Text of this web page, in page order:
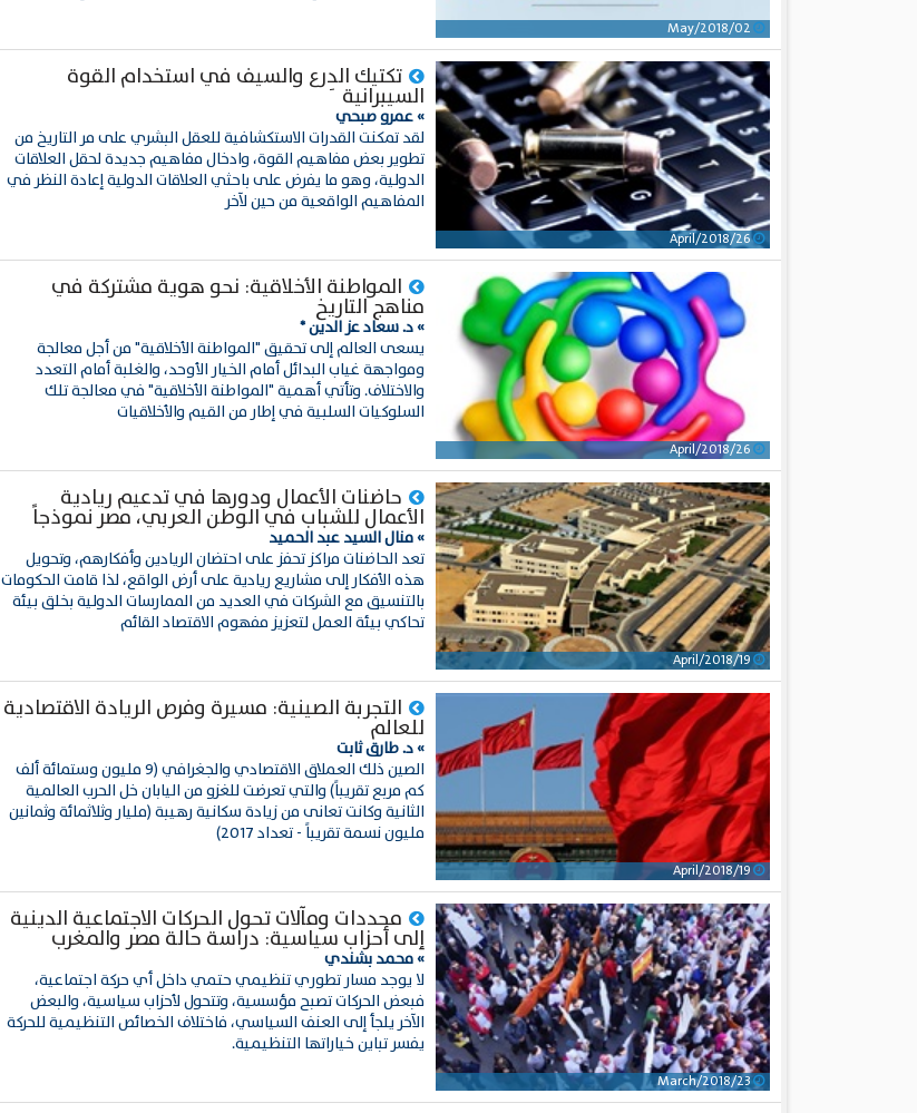
26/April/2018
تكتيك الدِرع والسيف في استخدام القوة
السيبرانية
» عمرو صبحي
لقد تمكنت القدرات الاستكشافية للعقل البشري على مر التاريخ من
تطوير بعض مفاهيم القوة، وادخال مفاهيم جديدة لحقل العلاقات
الدولية، وهو ما يفرض على باحثي العلاقات الدولية إعادة النظر في
المفاهيم الواقعية من حين لآخر
المواطنة الأخلاقية: نحو هوية مشتركة في
مناهج التاريخ
» د. سعاد عز الدين *
يسعى العالم إلى تحقيق "المواطنة الأخلاقية" من أجل معالجة
ومواجهة غياب البدائل أمام الخيار الأوحد، والغلبة أمام التعدد
والاختلاف. وتأتي أهمية "المواطنة الأخلاقية" في معالجة تلك
السلوكيات السلبية في إطار من القيم والأخلاقيات
حاضنات الأعمال ودورها في تدعيم ريادية
الأعمال للشباب في الوطن العربي، مصر نموذجاً
» منال السيد عبد الحميد
تعد الحاضنات مراكز تحفز على احتضان الريادين وأفكارهم، وتحويل
هذه الأفكار إلى مشاريع ريادية على أرض الواقع، لذا قامت الحكومات
بالتنسيق مع الشركات في العديد من الممارسات الدولية بخلق بيئة
تحاكي بيئة العمل لتعزيز مفهوم الاقتصاد القائم
التجربة الصينية: مسيرة وفرص الريادة الاقتصادية
للعالم
» د. طارق ثابت
الصين ذلك العملاق الاقتصادي والجغرافي (9 مليون وستمائة ألف
كم مربع تقريباً) والتي تعرضت للغزو من اليابان خل الحرب العالمية
الثانية وكانت تعانى من زيادة سكانية رهيبة (مليار وثلاثمائة وثمانين
مليون نسمة تقريباً - تعداد 2017)
23/March/2018
محددات ومآلات تحول الحركات الاجتماعية الدينية
إلى أحزاب سياسية: دراسة حالة مصر والمغرب
» محمد بشندي
لا يوجد مسار تطوري تنظيمي حتمي داخل أي حركة اجتماعية،
فبعض الحركات تصبح مؤسسية، وتتحول لأحزاب سياسية، والبعض
الآخر يلجأ إلى العنف السياسي، فاختلاف الخصائص التنظيمية للحركة
يفسر تباين خياراتها التنظيمية.